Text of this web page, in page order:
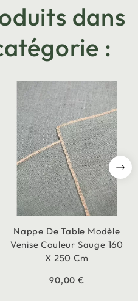
dans
:
Nappe De Table Modèle
Venise Couleur Sauge 160
X 250 Cm
90,00 €